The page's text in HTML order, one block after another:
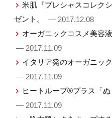
米肌『プレシャスコレク
ゼント。
— 2017.12.08
オーガニックコスメ美容
— 2017.11.09
イタリア発のオーガニッ
— 2017.11.09
ヒートループ®プラス「
— 2017.11.09